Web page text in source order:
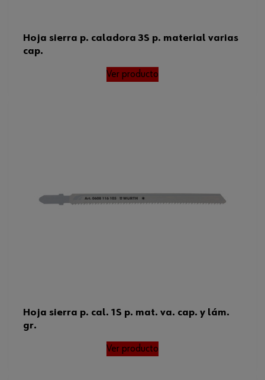
Hoja sierra p. caladora 3S p. material varias
cap.
Ver producto
Hoja sierra p. cal. 1S p. mat. va. cap. y lám.
gr.
Ver producto